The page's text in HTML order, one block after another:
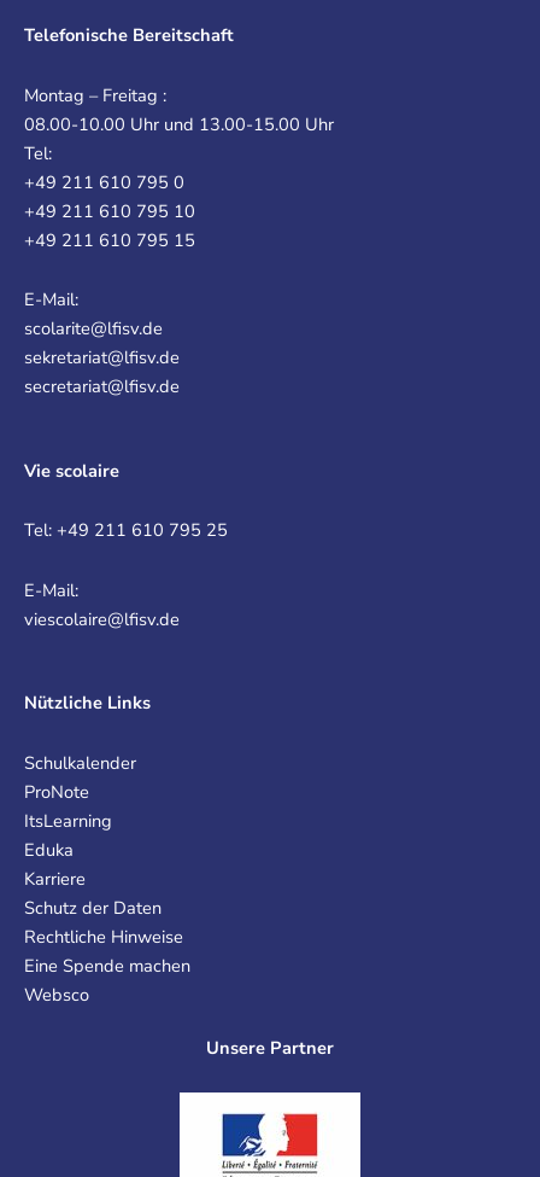
Telefonische Bereitschaft
Montag – Freitag :
08.00-10.00 Uhr und 13.00-15.00 Uhr
Tel:
+49 211 610 795 0
+49 211 610 795 10
+49 211 610 795 15
E-Mail:
scolarite@lfisv.de
sekretariat@lfisv.de
secretariat@lfisv.de
Vie scolaire
Tel: +49 211 610 795 25
E-Mail:
viescolaire@lfisv.de
Nützliche Links
Schulkalender
ProNote
ItsLearning
Eduka
Karriere
Schutz der Daten
Rechtliche Hinweise
Eine Spende machen
Websco
Unsere Partner